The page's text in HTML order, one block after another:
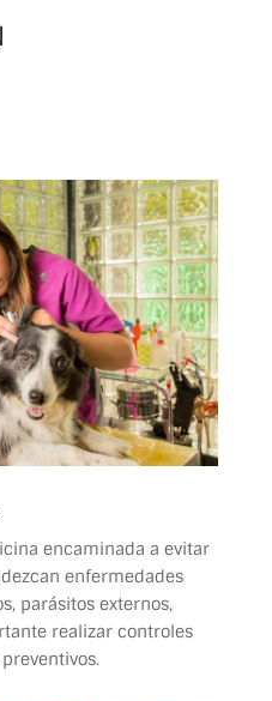
encaminada a evitar
enfermedades
parásitos externos,
realizar controles